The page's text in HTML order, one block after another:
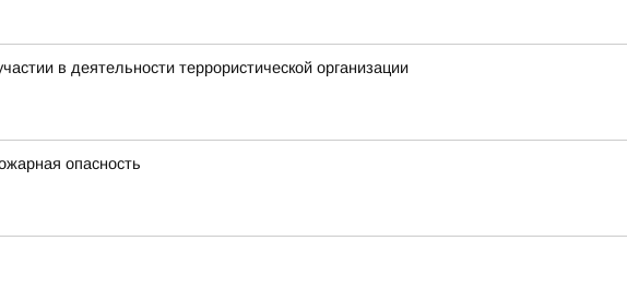
в деятельности террористической организации
опасность